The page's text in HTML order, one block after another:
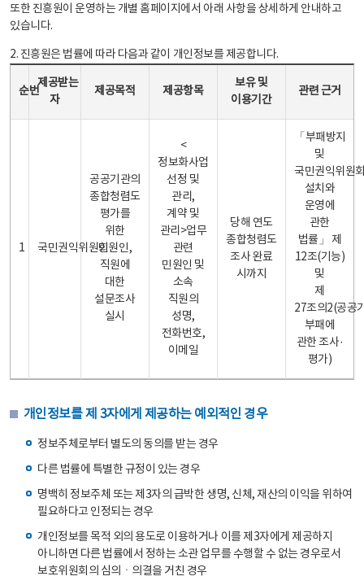
또한 진흥원이 운영하는 개별 홈페이지에서 아래 사항을 상세하게 안내하고
있습니다.
2. 진흥원은 법률에 따라 다음과 같이 개인정보를 제공합니다.
순번
제공받는
자
제공목적 제공항목
보유 및
이용기간
관련 근거
1 국민권익위원회
공공기관의
종합청렴도
평가를
위한
민원인,
직원에
대한
설문조사
실시
<
정보화사업
선정 및
관리,
계약 및
관리>업무
관련
민원인 및
소속
직원의
성명,
전화번호,
이메일
당해 연도
종합청렴도
조사 완료
시까지
「부패방지
및
국민권익위원
설치와
운영에
관한
법률」 제
12조(기능)
및
제
27조의2(공공
부패에
관한 조사·
평가)
개인정보를 제 3자에게 제공하는 예외적인 경우
정보주체로부터 별도의 동의를 받는 경우
다른 법률에 특별한 규정이 있는 경우
명백히 정보주체 또는 제3자의 급박한 생명, 신체, 재산의 이익을 위하여
필요하다고 인정되는 경우
개인정보를 목적 외의 용도로 이용하거나 이를 제3자에게 제공하지
아니하면 다른 법률에서 정하는 소관 업무를 수행할 수 없는 경우로서
보호위원회의 심의ㆍ의결을 거친 경우